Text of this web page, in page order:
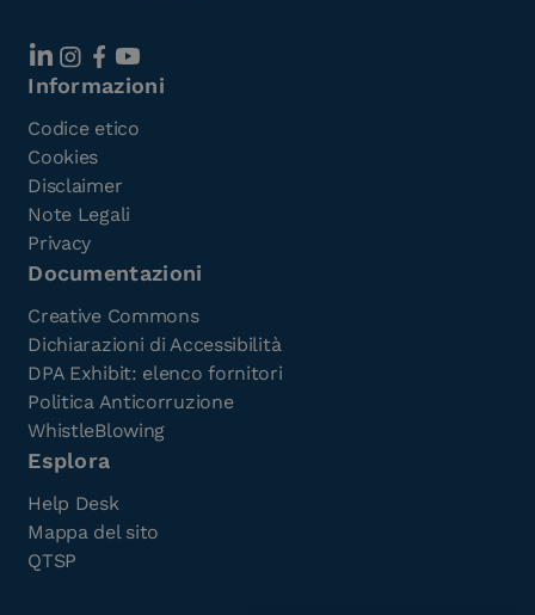
Informazioni
Codice etico
Cookies
Disclaimer
Note Legali
Privacy
Documentazioni
Creative Commons
Dichiarazioni di Accessibilità
DPA Exhibit: elenco fornitori
Politica Anticorruzione
WhistleBlowing
Esplora
Help Desk
Mappa del sito
QTSP